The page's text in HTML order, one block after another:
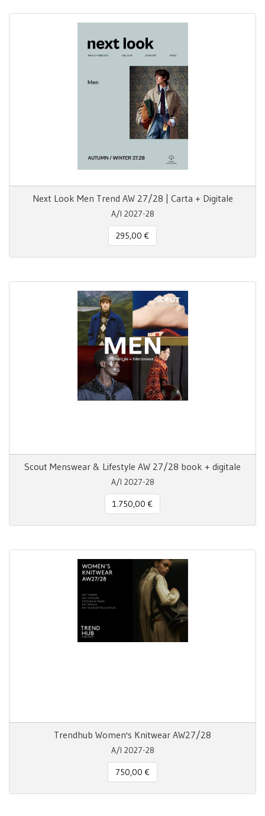
Next Look Men Trend AW 27/28 | Carta + Digitale
A/I 2027-28
295,00 €
Scout Menswear & Lifestyle AW 27/28 book + digitale
A/I 2027-28
1.750,00 €
Trendhub Women's Knitwear AW27/28
A/I 2027-28
750,00 €